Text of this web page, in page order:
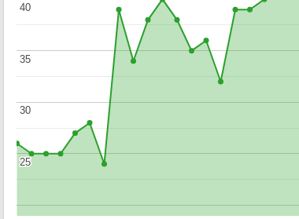
25
25
30
30
35
35
40
40